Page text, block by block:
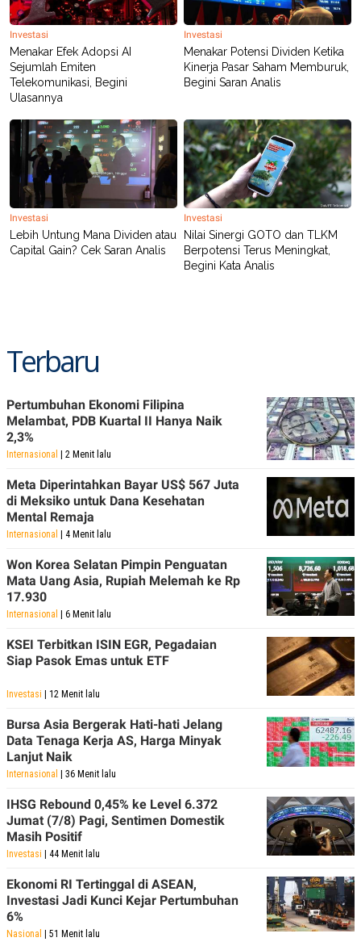
Investasi
Menakar Efek Adopsi AI
Sejumlah Emiten
Telekomunikasi, Begini
Ulasannya
Investasi
Menakar Potensi Dividen Ketika
Kinerja Pasar Saham Memburuk,
Begini Saran Analis
Investasi
Lebih Untung Mana Dividen atau
Capital Gain? Cek Saran Analis
Investasi
Nilai Sinergi GOTO dan TLKM
Berpotensi Terus Meningkat,
Begini Kata Analis
Terbaru
Pertumbuhan Ekonomi Filipina
Melambat, PDB Kuartal II Hanya Naik
2,3%
Internasional | 2 Menit lalu
Meta Diperintahkan Bayar US$ 567 Juta
di Meksiko untuk Dana Kesehatan
Mental Remaja
Internasional | 4 Menit lalu
Won Korea Selatan Pimpin Penguatan
Mata Uang Asia, Rupiah Melemah ke Rp
17.930
Internasional | 6 Menit lalu
KSEI Terbitkan ISIN EGR, Pegadaian
Siap Pasok Emas untuk ETF
Investasi | 12 Menit lalu
Bursa Asia Bergerak Hati-hati Jelang
Data Tenaga Kerja AS, Harga Minyak
Lanjut Naik
Internasional | 36 Menit lalu
IHSG Rebound 0,45% ke Level 6.372
Jumat (7/8) Pagi, Sentimen Domestik
Masih Positif
Investasi | 44 Menit lalu
Ekonomi RI Tertinggal di ASEAN,
Investasi Jadi Kunci Kejar Pertumbuhan
6%
Nasional | 51 Menit lalu